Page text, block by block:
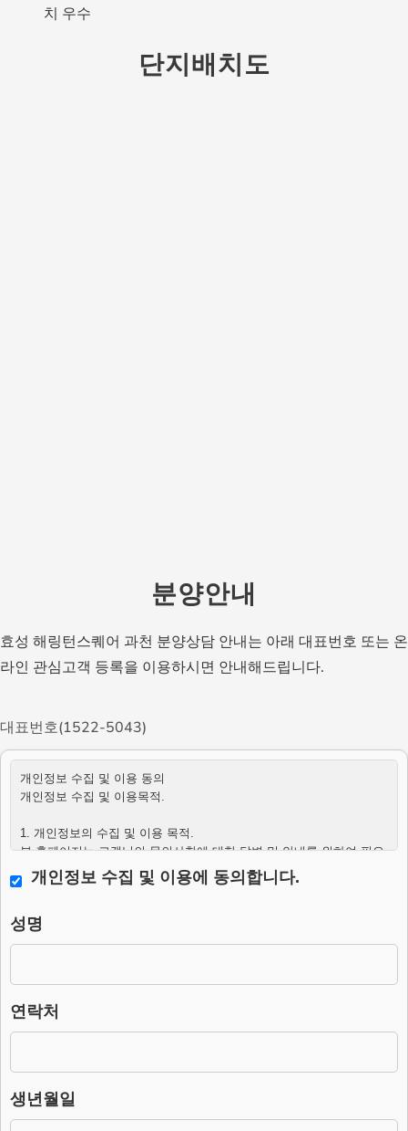
치 우수
단지배치도
분양안내
효성 해링턴스퀘어 과천 분양상담 안내는 아래 대표번호 또는 온
라인 관심고객 등록을 이용하시면 안내해드립니다.
대표번호(1522-5043)
개인정보 수집 및 이용 동의
개인정보 수집 및 이용목적.
1. 개인정보의 수집 및 이용 목적.
본 홈페이지는 고객님의 문의사항에 대한 답변 및 안내를 위하여 필요
한 최소한의 범위 내에서 개인정보를 수집하고 있습니다.
– 필수항목 : 이름, 연락처, 문의사항, 생년월일, 주소
– 수집방법 : 웹사이트에 고객이 직접 입력.
를 지체 없이 파기합니다.
단, 다음의 정보에 대해서는 아래의 이유로 명시한 기간 동안 보존합니
– 보존 항목 : 이름, 연락처, 문의사항.
– 보존 근거 : 소비자의 불만 또는 분쟁처리에 관한 기록.(전자상거래
등에서의 소비자보호에 관한 법률.)
개인정보 수집 및 이용에 동의합니다.
성명
연락처
생년월일